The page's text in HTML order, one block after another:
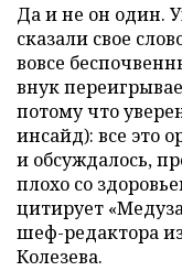
Да и не он один.
сказали свое
вовсе
внук
потому что
инсайд): все это
и обсуждалось,
плохо со
цитирует
шеф-редактора
Колезева.